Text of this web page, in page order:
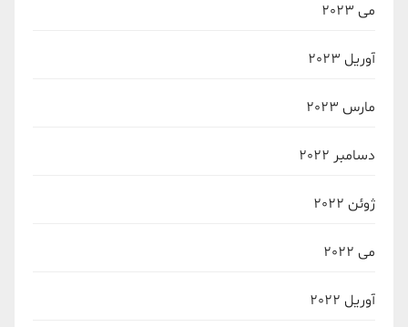
می 2023
آوریل 2023
مارس 2023
دسامبر 2022
ژوئن 2022
می 2022
آوریل 2022